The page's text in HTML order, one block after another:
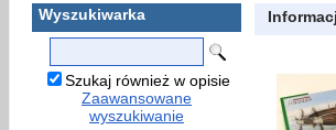
Wyszukiwarka
Szukaj również w opisie
Zaawansowane
wyszukiwanie